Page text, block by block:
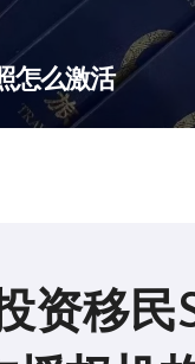
怎么激活
资移民